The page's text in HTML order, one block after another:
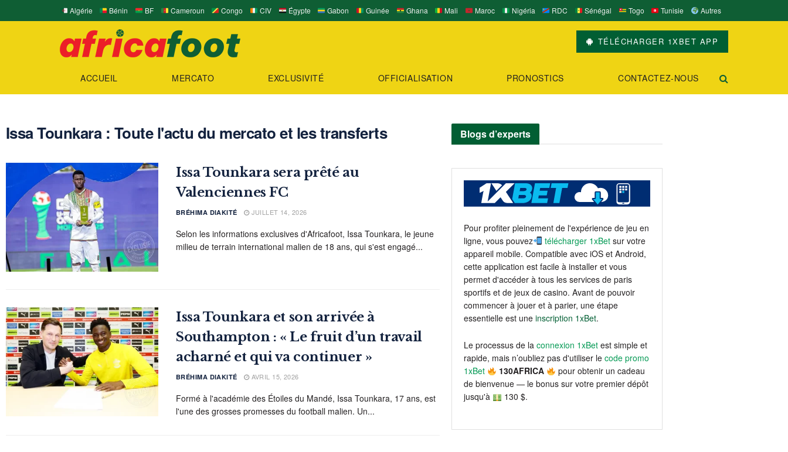
Algérie Bénin BF Cameroun Congo CIV Égypte Gabon Guinée Ghana Mali Maroc Nigéria RDC Sénégal Togo Tunisie Autres
TÉLÉCHARGER 1XBET APP
ACCUEIL MERCATO EXCLUSIVITÉ OFFICIALISATION PRONOSTICS CONTACTEZ-NOUS
Issa Tounkara : Toute l'actu du mercato et les transferts
Issa Tounkara sera prêté au
Valenciennes FC
BRÉHIMA DIAKITÉ JUILLET 14, 2026
Selon les informations exclusives d'Africafoot, Issa Tounkara, le jeune
milieu de terrain international malien de 18 ans, qui s'est engagé...
Issa Tounkara et son arrivée à
Southampton : « Le fruit d’un travail
acharné et qui va continuer »
BRÉHIMA DIAKITÉ AVRIL 15, 2026
Formé à l'académie des Étoiles du Mandé, Issa Tounkara, 17 ans, est
l'une des grosses promesses du football malien. Un...
Blogs d’experts
Pour profiter pleinement de l'expérience de jeu en
ligne, vous pouvez
télécharger 1xBet sur votre
appareil mobile. Compatible avec iOS et Android,
cette application est facile à installer et vous
permet d'accéder à tous les services de paris
sportifs et de jeux de casino. Avant de pouvoir
commencer à jouer et à parier, une étape
essentielle est une inscription 1xBet.
Le processus de la connexion 1xBetest simple et
rapide, mais n’oubliez pas d'utiliser le code promo
1xBet
130AFRICA
pour obtenir un cadeau
de bienvenue — le bonus sur votre premier dépôt
jusqu'à
130 $.